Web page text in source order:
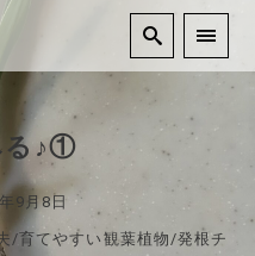
る♪①
9月8日
/育てやすい観葉植物 /発根チ